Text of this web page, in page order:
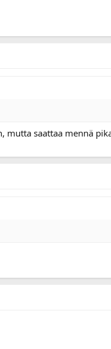
mutta saattaa mennä